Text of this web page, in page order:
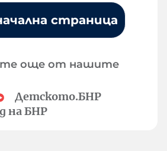
страница
още от нашите
Детското.БНР
на БНР